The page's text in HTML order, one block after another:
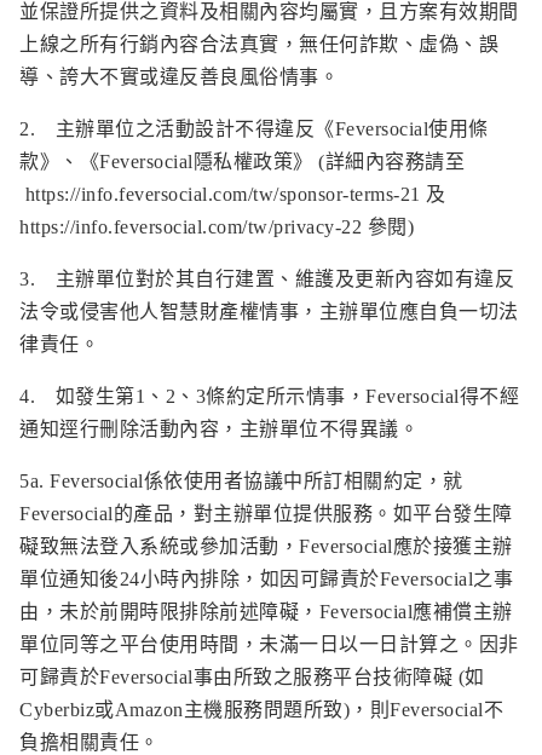
並保證所提供之資料及相關內容均屬實，且方案有效期間
上線之所有行銷內容合法真實，無任何詐欺、虛偽、誤
導、誇大不實或違反善良風俗情事。
2. 主辦單位之活動設計不得違反《Feversocial使用條
款》、《Feversocial隱私權政策》 (詳細內容務請至
https://info.feversocial.com/tw/sponsor-terms-21 及
https://info.feversocial.com/tw/privacy-22 參閱)
3. 主辦單位對於其自行建置、維護及更新內容如有違反
法令或侵害他人智慧財產權情事，主辦單位應自負一切法
律責任。
4. 如發生第1、2、3條約定所示情事，Feversocial得不經
通知逕行刪除活動內容，主辦單位不得異議。
5a. Feversocial係依使用者協議中所訂相關約定，就
Feversocial的產品，對主辦單位提供服務。如平台發生障
礙致無法登入系統或參加活動，Feversocial應於接獲主辦
單位通知後24小時內排除，如因可歸責於Feversocial之事
由，未於前開時限排除前述障礙，Feversocial應補償主辦
單位同等之平台使用時間，未滿一日以一日計算之。因非
可歸責於Feversocial事由所致之服務平台技術障礙 (如
Cyberbiz或Amazon主機服務問題所致)，則Feversocial不
負擔相關責任。